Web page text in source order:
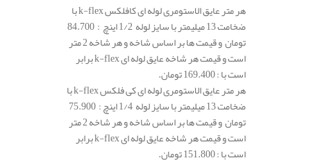
هر متر عایق الاستومری لوله ای کافلکس k-flex با
ضخامت 13 میلیمتر با سایز لوله 1/2 اینچ : 84.700
تومان و قیمت ها بر اساس شاخه و هر شاخه 2 متر
است و قیمت هر شاخه عایق لوله ای k-flex برابر
است با : 169.400 تومان.
هر متر عایق الاستومری لوله ای کی فلکس k-flex با
ضخامت 13 میلیمتر با سایز لوله 1/4 اینچ : 75.900
تومان و قیمت ها بر اساس شاخه و هر شاخه 2 متر
است و قیمت هر شاخه عایق لوله ای k-flex برابر
است با : 151.800 تومان.